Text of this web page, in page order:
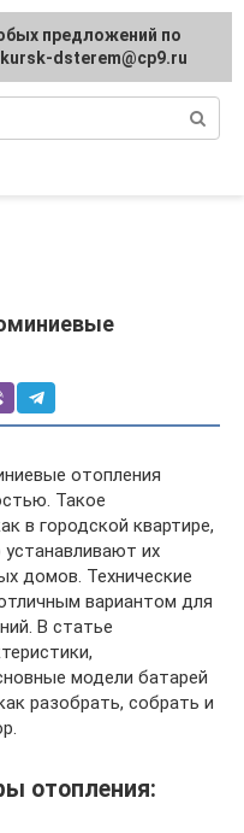
отопления
Такое
в городской квартире,
их
домов. Технические
вариантом для
В статье
модели батарей
разобрать, собрать и
отопления:
предложений по
kursk-dsterem@cp9.ru